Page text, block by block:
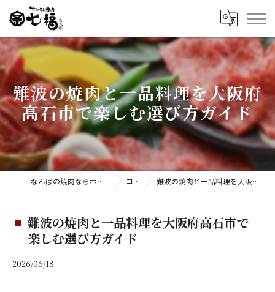
難波の焼肉と一品料理を大阪府
高石市で楽しむ選び方ガイド
なんばの焼肉ならホルモン焼肉 七福 難波店 コラム 難波の焼肉と一品料理を大阪府高石市で楽しむ選び方ガイド
難波の焼肉と一品料理を大阪府高石市で
楽しむ選び方ガイド
2026/06/18